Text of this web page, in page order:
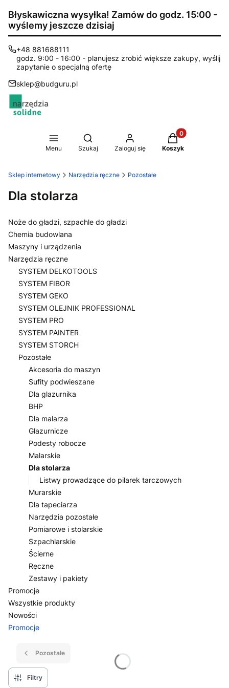
Błyskawiczna wysyłka! Zamów do godz. 15:00 -
wyślemy jeszcze dzisiaj
+48 881688111
godz. 9:00 - 16:00 - planujesz zrobić większe zakupy, wyślij
zapytanie o specjalną ofertę
sklep@budguru.pl
Menu
Otwórz wyszukiwarkę
Szukaj Zaloguj się
Produkty w
Koszyk
Sklep internetowy Narzędzia ręczne Pozostałe
Dla stolarza
Noże do gładzi, szpachle do gładzi
Chemia budowlana
Maszyny i urządzenia
Narzędzia ręczne
SYSTEM DELKOTOOLS
SYSTEM FIBOR
SYSTEM GEKO
SYSTEM OLEJNIK PROFESSIONAL
SYSTEM PRO
SYSTEM PAINTER
SYSTEM STORCH
Pozostałe
Akcesoria do maszyn
Sufity podwieszane
Dla glazurnika
BHP
Dla malarza
Glazurnicze
Podesty robocze
Malarskie
Dla stolarza
Listwy prowadzące do pilarek tarczowych
Murarskie
Dla tapeciarza
Narzędzia pozostałe
Pomiarowe i stolarskie
Szpachlarskie
Ścierne
Ręczne
Zestawy i pakiety
Promocje
Wszystkie produkty
Nowości
Promocje
Pozostałe
Filtry